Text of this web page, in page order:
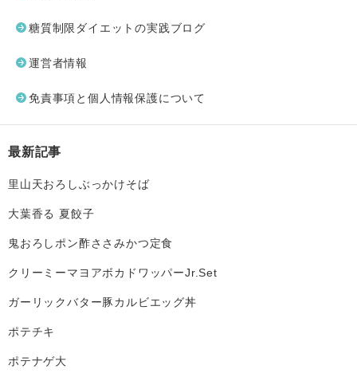
糖質制限ダイエットの実践ブログ
運営者情報
免責事項と個人情報保護について
最新記事
里山天おろしぶっかけそば
大葉香る 夏餃子
鬼おろしポン酢ささみかつ定食
クリーミーマヨアボカドワッパーJr.Set
ガーリックバター豚カルビエッグ丼
ポテチキ
ポテナゲ大